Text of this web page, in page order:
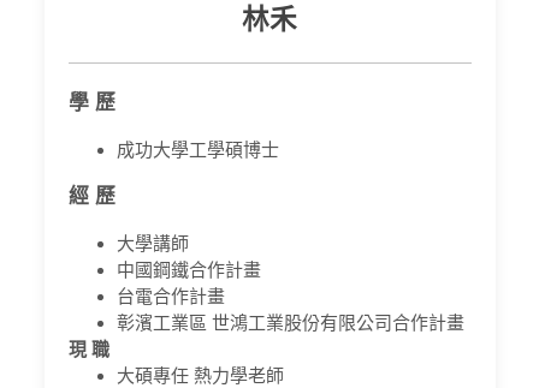
林禾
學 歷
成功大學工學碩博士
經 歷
大學講師
中國鋼鐵合作計畫
台電合作計畫
彰濱工業區 世鴻工業股份有限公司合作計畫
現 職
大碩專任 熱力學老師